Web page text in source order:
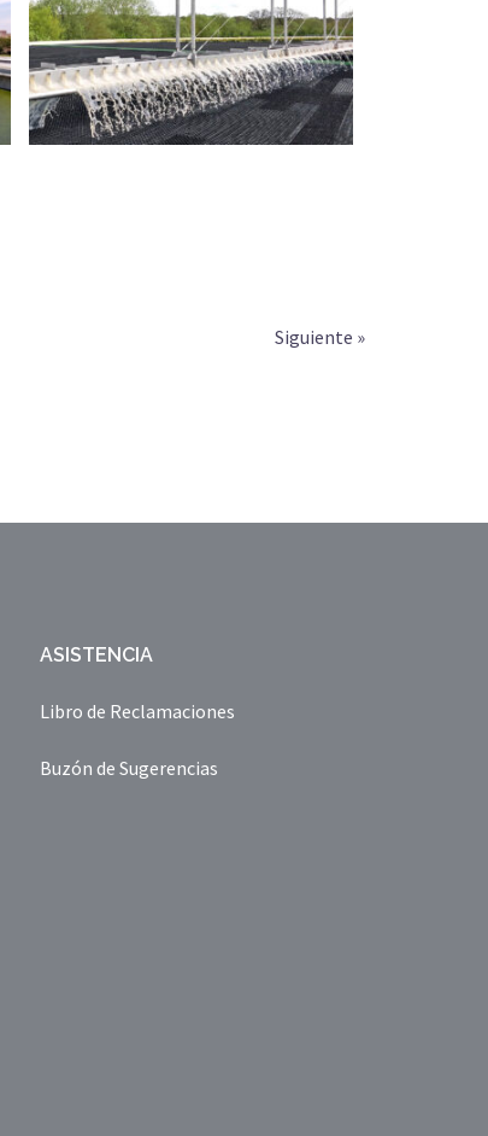
Siguiente »
ASISTENCIA
Libro de Reclamaciones
Buzón de Sugerencias